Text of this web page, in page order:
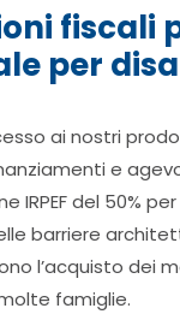
fiscali
per
ai nostri
e
IRPEF del 50%
barriere
l’acquisto dei
famiglie.